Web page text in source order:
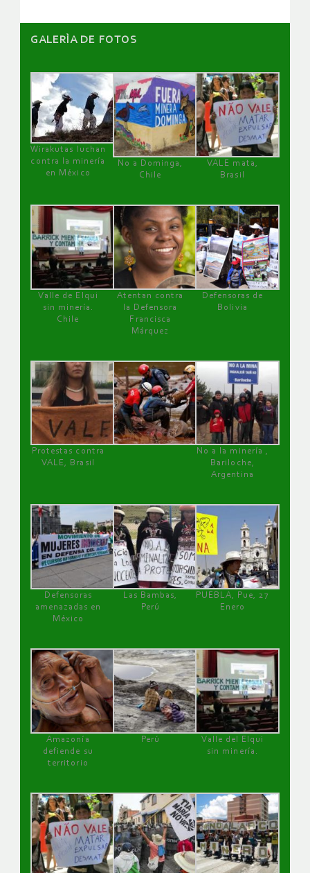
GALERÌA DE FOTOS
Wirakutas luchan
contra la minería
en México
No a Dominga,
Chile
VALE mata,
Brasil
Valle de Elqui
sin minería.
Chile
Atentan contra
la Defensora
Francisca
Márquez
Defensoras de
Bolivia
Protestas contra
VALE, Brasil
No a la minería ,
Bariloche,
Argentina
Defensoras
amenazadas en
México
Las Bambas,
Perú
PUEBLA, Pue, 27
Enero
Amazonía
defiende su
territorio
Perú
Valle del Elqui
sin minería.